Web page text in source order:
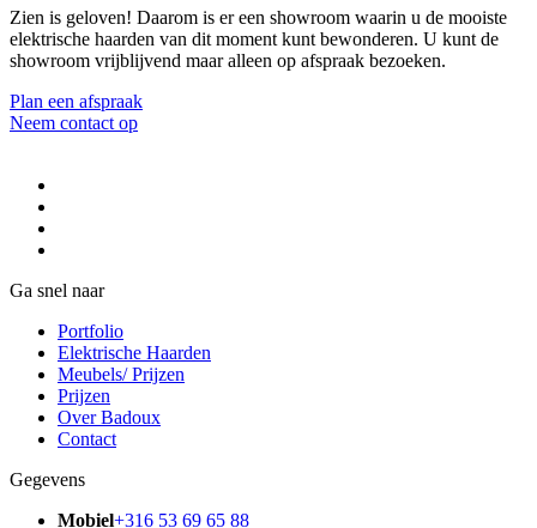
Zien is geloven! Daarom is er een showroom waarin u de mooiste
elektrische haarden van dit moment kunt bewonderen. U kunt de
showroom vrijblijvend maar alleen op afspraak bezoeken.
Plan een afspraak
Neem contact op
Ga snel naar
Portfolio
Elektrische Haarden
Meubels/ Prijzen
Prijzen
Over Badoux
Contact
Gegevens
Mobiel+316 53 69 65 88